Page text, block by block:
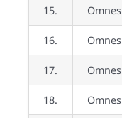
15. Omnes
16. Omnes
17. Omnes
18. Omnes